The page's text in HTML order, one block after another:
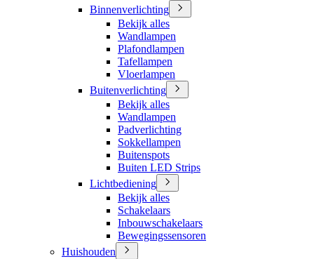
Binnenverlichting
Bekijk alles
Wandlampen
Plafondlampen
Tafellampen
Vloerlampen
Buitenverlichting
Bekijk alles
Wandlampen
Padverlichting
Sokkellampen
Buitenspots
Buiten LED Strips
Lichtbediening
Bekijk alles
Schakelaars
Inbouwschakelaars
Bewegingssensoren
Huishouden